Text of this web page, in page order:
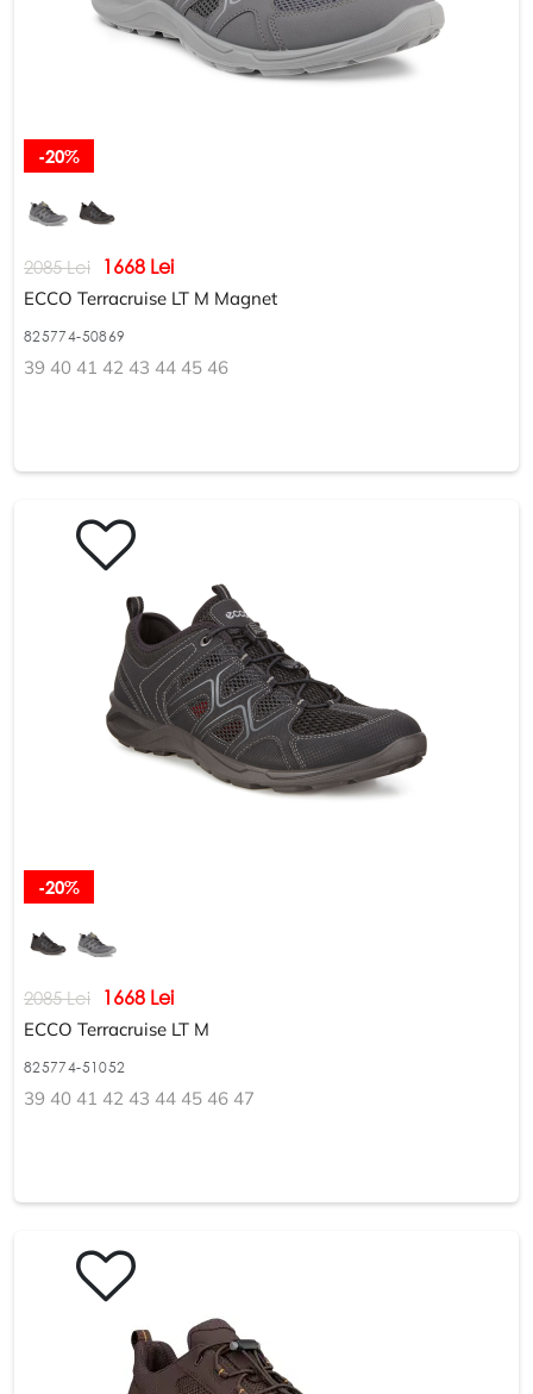
-20%
2085 Lei 1668 Lei
ECCO Terracruise LT M Magnet
825774-50869
39 40 41 42 43 44 45 46
-20%
2085 Lei 1668 Lei
ECCO Terracruise LT M
825774-51052
39 40 41 42 43 44 45 46 47